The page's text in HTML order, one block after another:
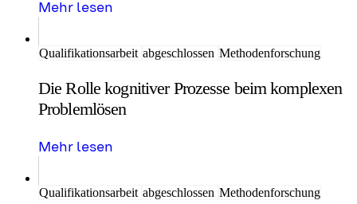
Mehr lesen
Qualifikationsarbeit abgeschlossen Methodenforschung
Die Rolle kognitiver Prozesse beim komplexen
Problemlösen
Mehr lesen
Qualifikationsarbeit abgeschlossen Methodenforschung